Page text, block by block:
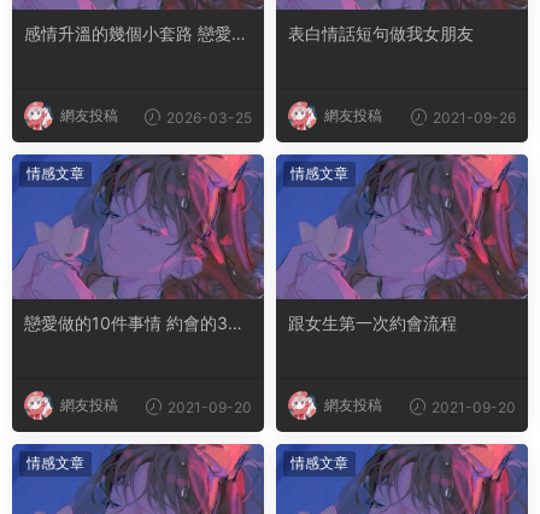
感情升溫的幾個小套路 戀愛冷
網友投稿 2026-03-25
表白情話短句做我女朋友
網友投稿 2021-09-26
情感文章
戀愛做的10件事情 約會的30
網友投稿 2021-09-20
情感文章
跟女生第一次約會流程
網友投稿 2021-09-20
情感文章 情感文章